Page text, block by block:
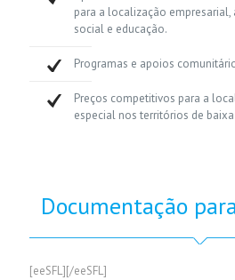
para a localização
social e educação.
Programas e apoios
Preços competitivos para a
especial nos territórios de
Documentação
[eeSFL][/eeSFL]